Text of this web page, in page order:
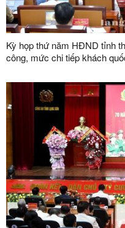
Kỳ họp thứ năm HĐND tỉnh
công, mức chi tiếp khách